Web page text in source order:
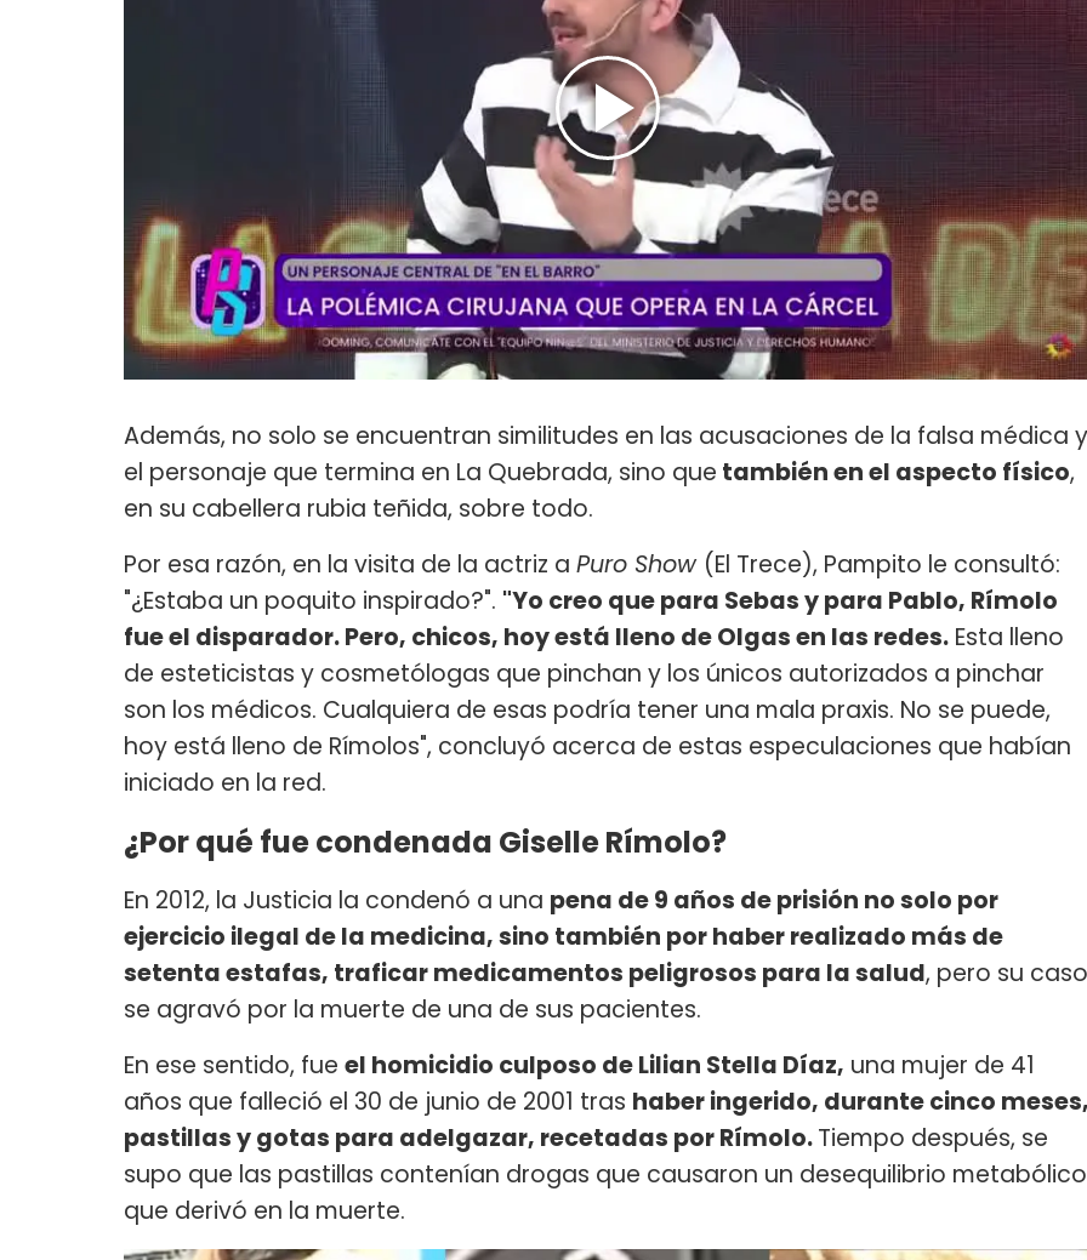
Además, no solo se encuentran similitudes en las acusaciones de la falsa médica y
el personaje que termina en La Quebrada, sino que también en el aspecto físico,
en su cabellera rubia teñida, sobre todo.
Por esa razón, en la visita de la actriz a Puro Show (El Trece), Pampito le consultó:
"¿Estaba un poquito inspirado?". "Yo creo que para Sebas y para Pablo, Rímolo
fue el disparador. Pero, chicos, hoy está lleno de Olgas en las redes. Esta lleno
de esteticistas y cosmetólogas que pinchan y los únicos autorizados a pinchar
son los médicos. Cualquiera de esas podría tener una mala praxis. No se puede,
hoy está lleno de Rímolos", concluyó acerca de estas especulaciones que habían
iniciado en la red.
¿Por qué fue condenada Giselle Rímolo?
En 2012, la Justicia la condenó a una pena de 9 años de prisión no solo por
ejercicio ilegal de la medicina, sino también por haber realizado más de
setenta estafas, traficar medicamentos peligrosos para la salud, pero su caso
se agravó por la muerte de una de sus pacientes.
En ese sentido, fue el homicidio culposo de Lilian Stella Díaz, una mujer de 41
años que falleció el 30 de junio de 2001 tras haber ingerido, durante cinco
pastillas y gotas para adelgazar, recetadas por Rímolo.Tiempo después, se
supo que las pastillas contenían drogas que causaron un desequilibrio metabólico
que derivó en la muerte.